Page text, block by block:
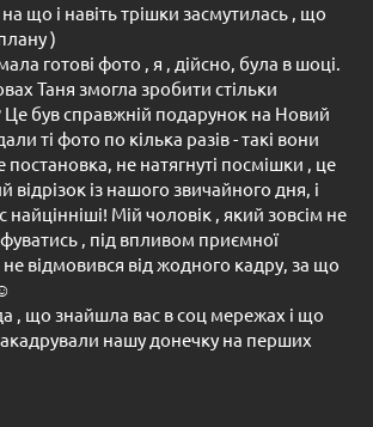
на що і навіть трішки засмутилась , що
)
готові фото , я , дійсно, була в шоці.
Таня змогла зробити стільки
Це був справжній подарунок на Новий
ті фото по кілька разів - такі вони
постановка, не натягнуті посмішки , це
відрізок із нашого звичайного дня, і
найцінніші! Мій чоловік , який зовсім не
, під впливом приємної
не відмовився від жодного кадру, за що
, що знайшла вас в соц мережах і що
нашу донечку на перших